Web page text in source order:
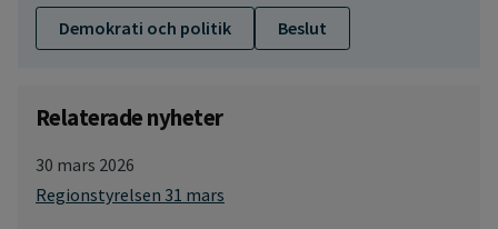
Demokrati och politik Beslut
Relaterade nyheter
30 mars 2026
Regionstyrelsen 31 mars